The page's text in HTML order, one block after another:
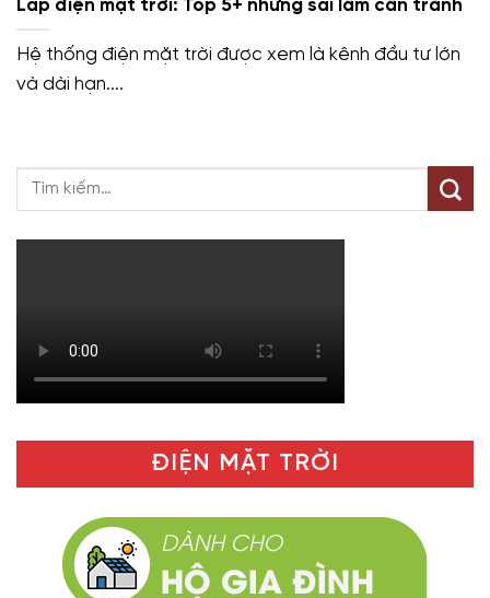
Lắp điện mặt trời: Top 5+ những sai lầm cần tránh
Hệ thống điện mặt trời được xem là kênh đầu tư lớn
và dài hạn....
ĐIỆN MẶT TRỜI